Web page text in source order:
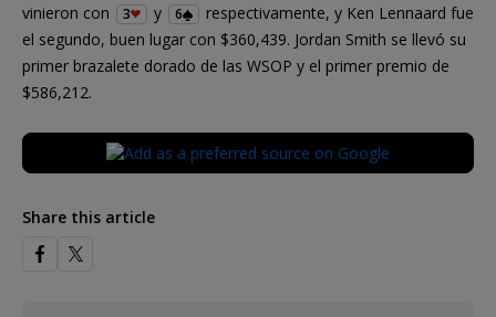
vinieron con
3 y 6
respectivamente, y Ken Lennaard fue
el segundo, buen lugar con $360,439. Jordan Smith se llevó su
primer brazalete dorado de las WSOP y el primer premio de
$586,212.
Share this article